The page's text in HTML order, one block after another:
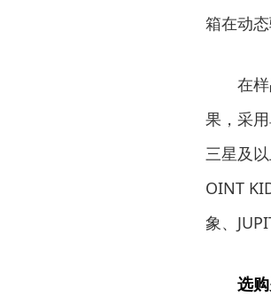
箱在动
在样品
果，采
三星及
OINT
象、
选